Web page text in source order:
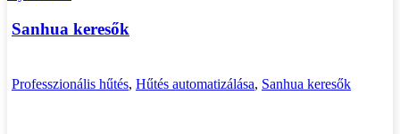
Sanhua keresők
Professzionális hűtés, Hűtés automatizálása, Sanhua keresők